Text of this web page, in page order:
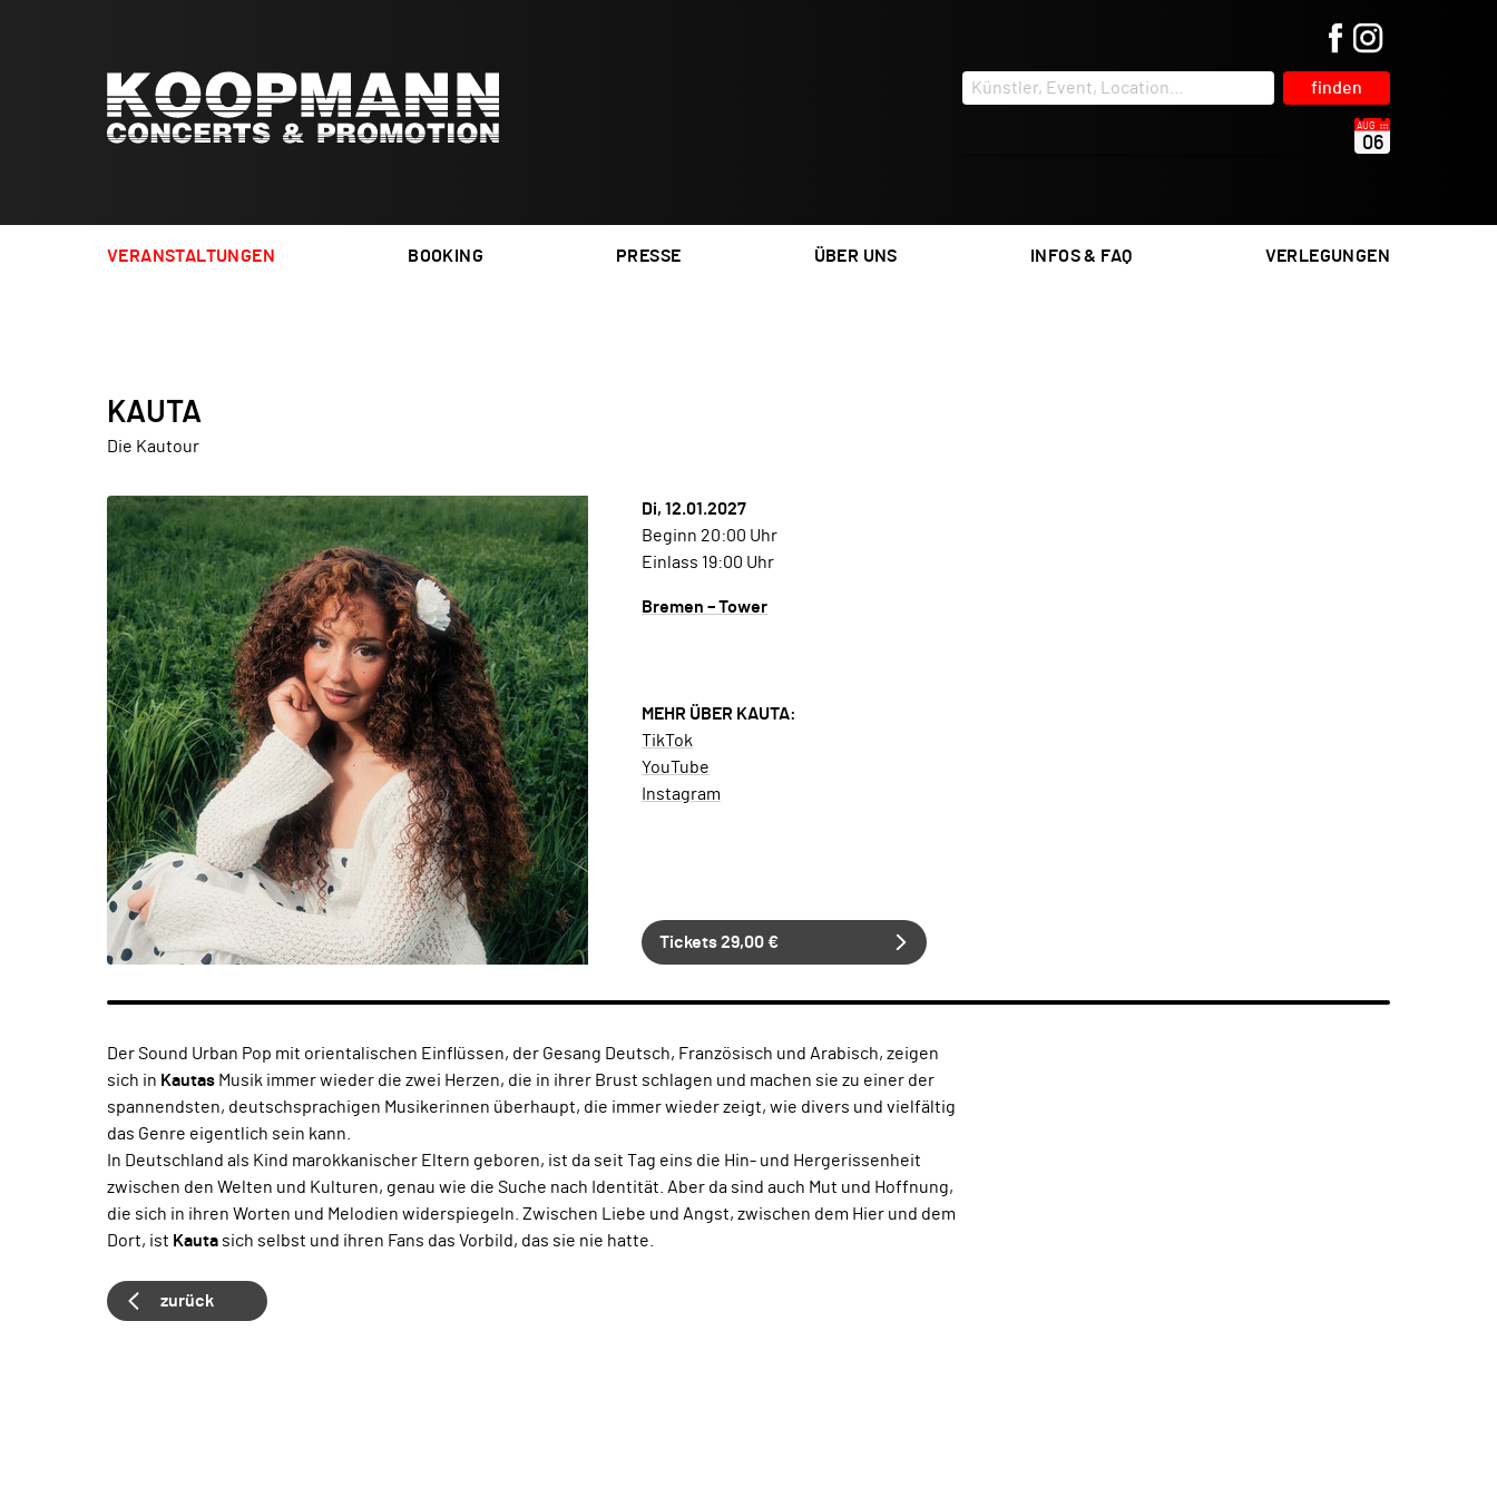
finden
AUG
06
VERANSTALTUNGEN BOOKING PRESSE ÜBER UNS INFOS & FAQ VERLEGUNGEN
KAUTA
Die Kautour
Di, 12.01.2027
Beginn 20:00 Uhr
Einlass 19:00 Uhr
Bremen – Tower
MEHR ÜBER KAUTA:
TikTok
YouTube
Instagram
Tickets 29,00 €
Der Sound Urban Pop mit orientalischen Einflüssen, der Gesang Deutsch, Französisch und Arabisch, zeigen
sich in Kautas Musik immer wieder die zwei Herzen, die in ihrer Brust schlagen und machen sie zu einer der
spannendsten, deutschsprachigen Musikerinnen überhaupt, die immer wieder zeigt, wie divers und vielfältig
das Genre eigentlich sein kann.
In Deutschland als Kind marokkanischer Eltern geboren, ist da seit Tag eins die Hin- und Hergerissenheit
zwischen den Welten und Kulturen, genau wie die Suche nach Identität. Aber da sind auch Mut und Hoffnung,
die sich in ihren Worten und Melodien widerspiegeln. Zwischen Liebe und Angst, zwischen dem Hier und dem
Dort, ist Kauta sich selbst und ihren Fans das Vorbild, das sie nie hatte.
zurück